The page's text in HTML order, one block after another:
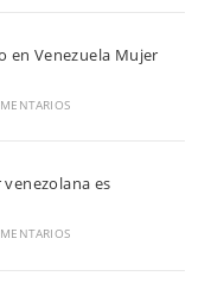
Venezuela Mujer
venezolana es